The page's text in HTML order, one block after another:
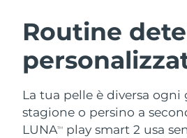
Routine
La tua pelle è diversa
stagione o persino a
LUNATM
play smart 2 usa
LUNA™ 4
Anti-aging massage
BEAR™ 2
Microcurrent toning
Austria
Bahrein
Belgio
Bermuda